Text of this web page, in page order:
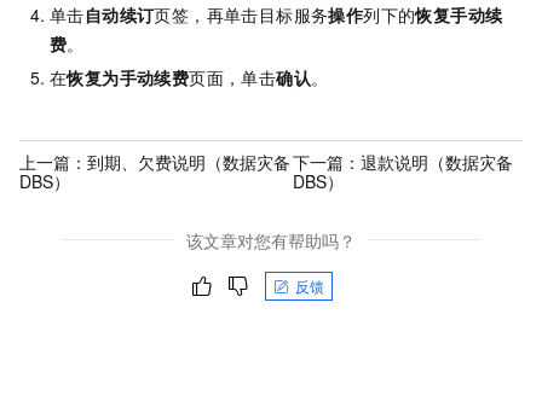
单击自动续订页签，再单击目标服务操作列下的恢复手动续
费。
在恢复为手动续费页面，单击确认。
上一篇： 到期、欠费说明（数据灾备
DBS）
下一篇： 退款说明（数据灾备
DBS）
该文章对您有帮助吗？
反馈